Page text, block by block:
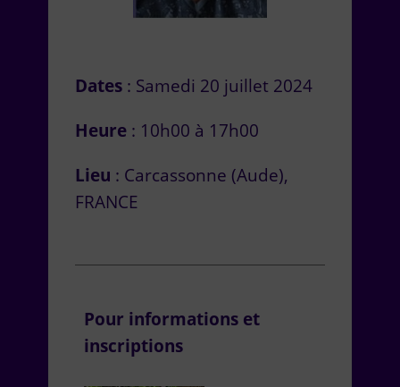
Dates : Samedi 20 juillet 2024
Heure : 10h00 à 17h00
Lieu : Carcassonne (Aude),
FRANCE
Pour informations et
inscriptions